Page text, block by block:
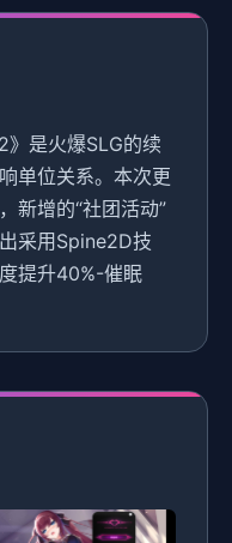
》是火爆SLG的续
单位关系。本次更
新增的“社团活动”
采用Spine2D技
提升40%-催眠